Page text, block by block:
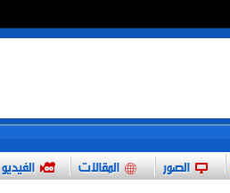
الصور المقالات الفيديو